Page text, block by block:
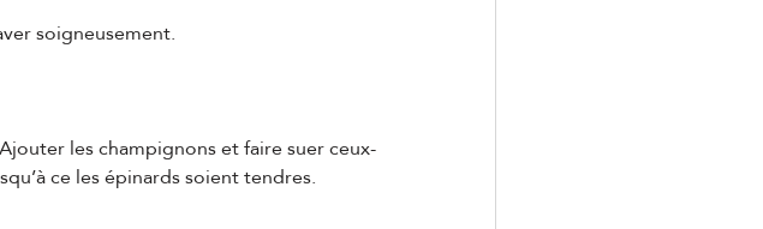
soigneusement.
les champignons et faire suer ceux-
ce les épinards soient tendres.